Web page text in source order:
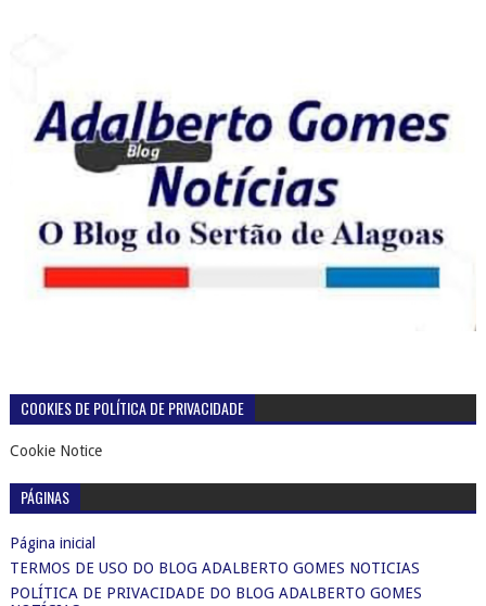
COOKIES DE POLÍTICA DE PRIVACIDADE
Cookie Notice
PÁGINAS
Página inicial
TERMOS DE USO DO BLOG ADALBERTO GOMES NOTICIAS
POLÍTICA DE PRIVACIDADE DO BLOG ADALBERTO GOMES